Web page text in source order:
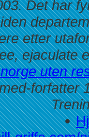
Det har
etter
ejaculate
uten
forfatter